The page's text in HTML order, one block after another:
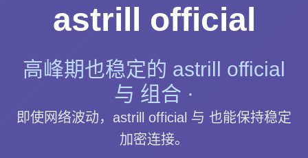
astrill official
高峰期也稳定的 astrill official
与 组合 ·
即使网络波动，astrill official 与 也能保持稳定
加密连接。